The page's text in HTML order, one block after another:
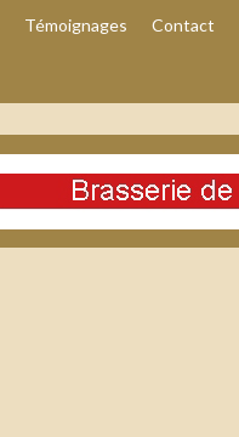
Témoignages Contact